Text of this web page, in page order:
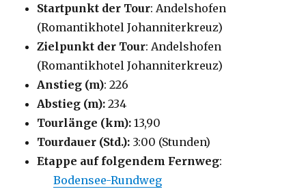
Startpunkt der Tour: Andelshofen
(Romantikhotel Johanniterkreuz)
Zielpunkt der Tour: Andelshofen
(Romantikhotel Johanniterkreuz)
Anstieg (m): 226
Abstieg (m): 234
Tourlänge (km):13,90
Tourdauer (Std.): 3:00 (Stunden)
Etappe auf folgendem Fernweg:
Bodensee-Rundweg